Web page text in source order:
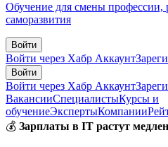
Обучение для смены профессии,
саморазвития
Войти
Войти через Хабр Аккаунт
Войти
Войти через Хабр Аккаунт
ВакансииСпециалистыКурсы и
обучениеЭкспертыКомпании
💰 Зарплаты в IT растут